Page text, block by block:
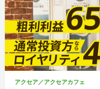
アクセア／アクセアカフェ